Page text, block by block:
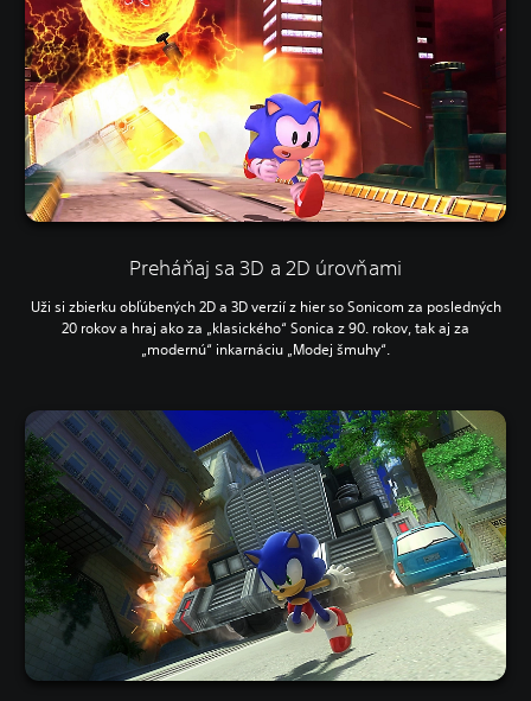
Preháňaj sa 3D a 2D úrovňami
Uži si zbierku obľúbených 2D a 3D verzií z hier so Sonicom za posledných
20 rokov a hraj ako za „klasického“ Sonica z 90. rokov, tak aj za
„modernú“ inkarnáciu „Modej šmuhy“.